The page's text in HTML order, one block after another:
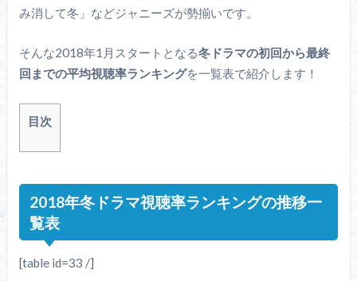
み消して冬」などジャニーズが勢揃いです。
そんな2018年1月スタートとなる冬ドラマの初回から最終
回までの平均視聴率ランキングを一覧表で紹介します！
目次
2018年冬ドラマ視聴率ランキングの推移一
覧表
[table id=33 /]